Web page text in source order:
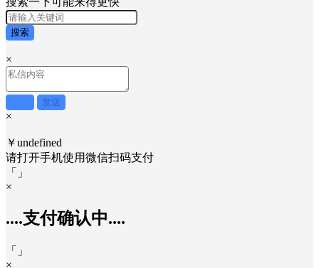
搜索
×
发送
×
￥undefined
请打开手机使用微信扫码支付
「
」
×
....支付确认中....
「
」
×